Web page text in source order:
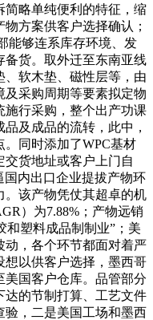
简略单纯便利的特征，缩
方案供客户选择确认；
能够连系库存环境、发
备货。取外迁至东南亚线
软木垫、磁性层等，由
采购周期等要素拟定物
施行采购，整个出产功课
及成品的流转，此中，
同时添加了WPC基材
交货地址或客户上门自
内出口企业提拔产物环
。该产物凭仗其超卓的机
）为7.88%；产物远销
和塑料成品制制业”；美
动，各个环节都面对着严
想以供客户选择，墨西哥
美国客户仓库。品管部分
达的节制打算、工艺文件
验，二是美国工场和墨西